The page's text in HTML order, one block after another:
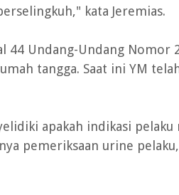
kata Jeremias.
44 Undang-Undang Nomor
tangga. Saat ini YM
apakah indikasi pelaku
pemeriksaan urine